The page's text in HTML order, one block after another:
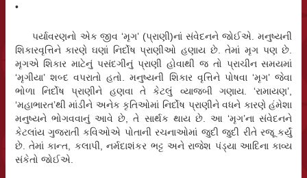
•
પર્યાવરણનો એક જીવ ‘મૃગ’ (પ્રાણી)નાં સંવેદનને જોઈએ. મનુષ્યની
શિકારવૃત્તિને કારણે ઘણાં નિર્દોષ પ્રાણીઓ હણાય છે. તેમાં મૃગ પણ છે.
મૃગએ શિકાર માટેનું પસંદગીનું પ્રાણી હોવાથી જ તો પ્રાચીન સમયમાં
‘મૃગીયા’ શબ્દ વપરાતો હતો. મનુષ્યની શિકાર વૃત્તિને પોષવા ‘મૃગ’ જેવા
ભોળા નિર્દોષ પ્રાણીને હણવા તે કેટલું વ્યાજબી ગણાય. ‘રામાયણ’,
‘મહાભારત’થી માંડીને અનેક કૃતિઓમાં નિર્દોષ પ્રાણીને વધને કારણે હંમેશા
મનુષ્યને ભોગવવાનું આવે છે, તે સાર્થક થાય છે. આ ‘મૃગ’ના સંવેદનને
કેટલાંય ગુજરાતી કવિઓએ પોતાની રચનાઓમાં જુદી જુદી રીતે રજૂ કર્યું
છે. તેમાં કાન્ત, કલાપી, નર્મદાશંકર ભટ્ટ અને રાજેશ પંડ્યા આદિના કાવ્ય
સંકેતો જોઈએ.